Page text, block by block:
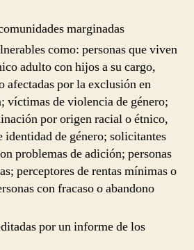
marginadas
como: personas que viven
adulto con hijos a su cargo,
afectadas por la exclusión en
víctimas de violencia de género;
por origen racial o étnico,
identidad de género; solicitantes
problemas de adición; personas
perceptores de rentas mínimas o
con fracaso o abandono
por un informe de los